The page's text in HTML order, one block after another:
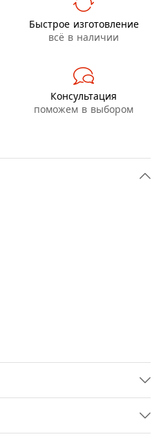
Быстрое изготовление
всё в наличии
Консультация
поможем в выбором